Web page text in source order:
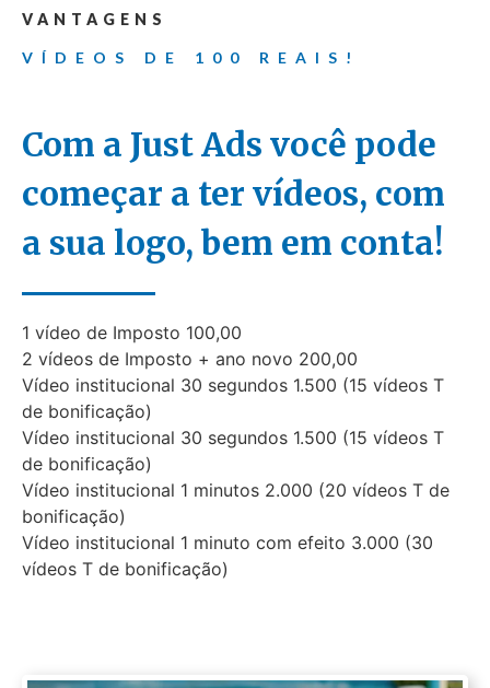
VANTAGENS
VÍDEOS DE 100 REAIS!
Com a Just Ads você pode
começar a ter vídeos, com
a sua logo, bem em conta!
1 vídeo de Imposto 100,00
2 vídeos de Imposto + ano novo 200,00
Vídeo institucional 30 segundos 1.500 (15 vídeos T
de bonificação)
Vídeo institucional 30 segundos 1.500 (15 vídeos T
de bonificação)
Vídeo institucional 1 minutos 2.000 (20 vídeos T de
bonificação)
Vídeo institucional 1 minuto com efeito 3.000 (30
vídeos T de bonificação)